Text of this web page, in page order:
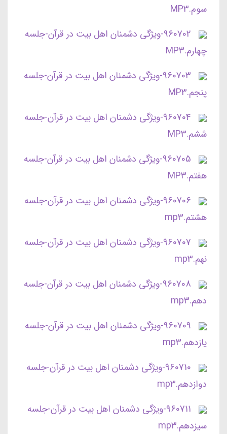
سوم.MP3
960702-ویژگی دشمنان اهل بیت در قرآن-جلسه
چهارم.MP3
960703-ویژگی دشمنان اهل بیت در قرآن-جلسه
پنجم.MP3
960704-ویژگی دشمنان اهل بیت در قرآن-جلسه
ششم.MP3
960705-ویژگی دشمنان اهل بیت در قرآن-جلسه
هفتم.MP3
960706-ویژگی دشمنان اهل بیت در قرآن-جلسه
هشتم.mp3
960707-ویژگی دشمنان اهل بیت در قرآن-جلسه
نهم.mp3
960708-ویژگی دشمنان اهل بیت در قرآن-جلسه
دهم.mp3
960709-ویژگی دشمنان اهل بیت در قرآن-جلسه
یازدهم.mp3
960710-ویژگی دشمنان اهل بیت در قرآن-جلسه
دوازدهم.mp3
960711-ویژگی دشمنان اهل بیت در قرآن-جلسه
سیزدهم.mp3